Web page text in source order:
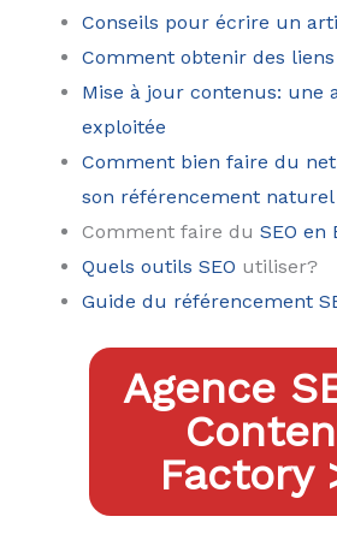
Conseils pour écrire un
Comment obtenir des
Mise à jour contenus: une
exploitée
Comment bien faire du
son référencement naturel
Comment faire du SEO en
Quels outils SEO utiliser?
Guide du référencement
Agence
Factory